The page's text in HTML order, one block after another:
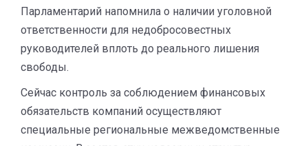
Парламентарий напомнила о наличии уголовной
ответственности для недобросовестных
руководителей вплоть до реального лишения
свободы.
Сейчас контроль за соблюдением финансовых
обязательств компаний осуществляют
специальные региональные межведомственные